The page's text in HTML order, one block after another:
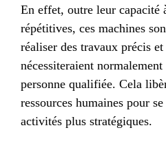
En effet, outre leur capacité
répétitives, ces machines
réaliser des travaux précis
nécessiteraient
personne qualifiée. Cela
ressources humaines pour
activités plus stratégiques.